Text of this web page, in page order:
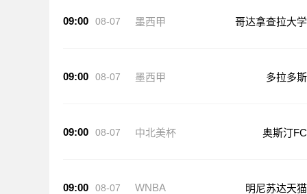
09:00 08-07 墨西甲 哥达拿查拉大学
09:00 08-07 墨西甲 多拉多斯
09:00 08-07 中北美杯 奥斯汀FC
09:00 08-07 WNBA 明尼苏达天猫